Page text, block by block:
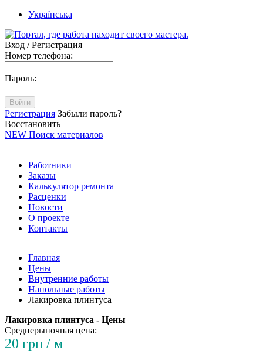
Українська
Вход / Регистрация
Номер телефона:
Пароль:
Войти
Регистрация Забыли пароль?
Восстановить
NEW Поиск материалов
Работники
Заказы
Калькулятор ремонта
Расценки
Новости
О проекте
Контакты
Главная
Цены
Внутренние работы
Напольные работы
Лакировка плинтуса
Лакировка плинтуса - Цены
Среднерыночная цена:
20 грн / м